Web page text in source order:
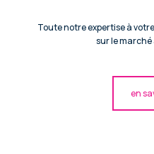
Toute notre expertise à
sur le marché
en